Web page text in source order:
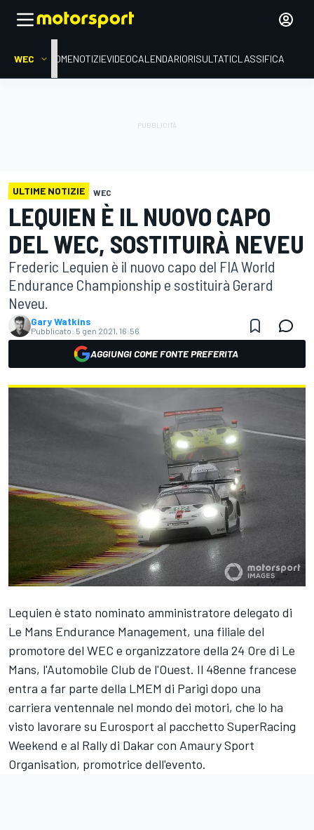
WEC HOMENOTIZIEVIDEOCALENDARIORISULTATICLASSIFICA
ULTIME NOTIZIE WEC
LEQUIEN È IL NUOVO CAPO
DEL WEC, SOSTITUIRÀ NEVEU
Frederic Lequien è il nuovo capo del FIA World
Endurance Championship e sostituirà Gerard
Neveu.
Gary Watkins
Pubblicato: 5 gen 2021, 16:56
AGGIUNGI COME FONTE PREFERITA
Lequien è stato nominato amministratore delegato di
Le Mans Endurance Management, una filiale del
promotore del WEC e organizzatore della 24 Ore di Le
Mans, l'Automobile Club de l'Ouest. Il 48enne francese
entra a far parte della LMEM di Parigi dopo una
carriera ventennale nel mondo dei motori, che lo ha
visto lavorare su Eurosport al pacchetto SuperRacing
Weekend e al Rally di Dakar con Amaury Sport
Organisation, promotrice dell'evento.